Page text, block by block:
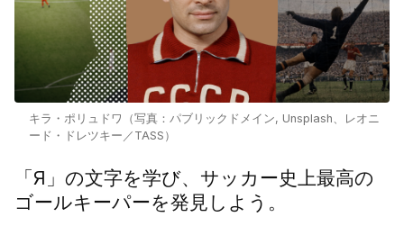
キラ・ポリュドワ（写真：パブリックドメイン, Unsplash、レオニ
ード・ドレツキー／TASS）
「Я」の文字を学び、サッカー史上最高の
ゴールキーパーを発見しよう。